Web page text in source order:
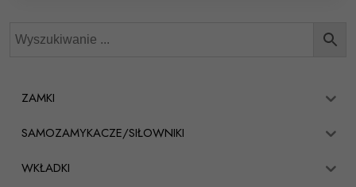
ZAMKI
SAMOZAMYKACZE/SIŁOWNIKI
WKŁADKI